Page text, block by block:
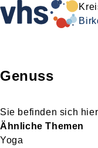
Genuss
Ähnliche Themen
Yoga